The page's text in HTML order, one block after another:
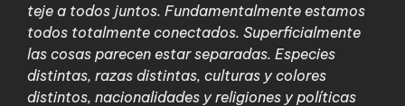
teje a todos juntos. Fundamentalmente estamos
todos totalmente conectados. Superficialmente
las cosas parecen estar separadas. Especies
distintas, razas distintas, culturas y colores
distintos, nacionalidades y religiones y políticas